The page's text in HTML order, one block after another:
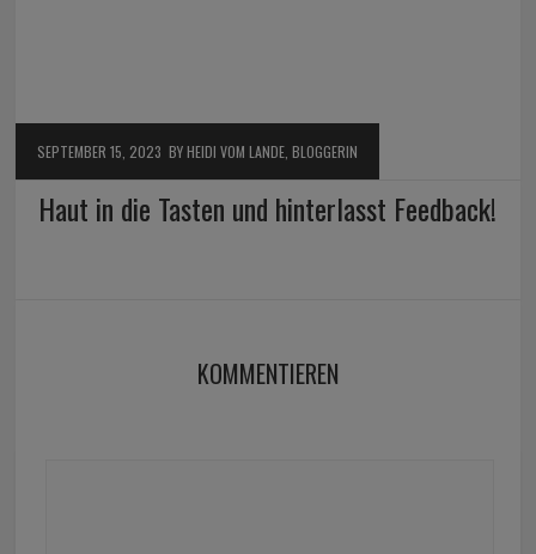
SEPTEMBER 15, 2023 BY HEIDI VOM LANDE, BLOGGERIN
Haut in die Tasten und hinterlasst Feedback!
KOMMENTIEREN